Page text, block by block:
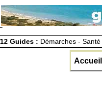
12 Guides : Démarches -
Accueil